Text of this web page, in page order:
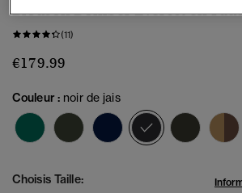
Blouson Bomber Everest en
(11)
€179.99
Couleur : noir de jais
sélectionné
Choisis Taille: